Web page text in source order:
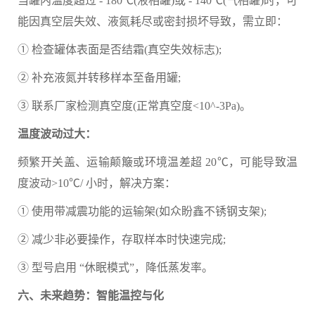
能因真空层失效、液氮耗尽或密封损坏导致，需立即：
① 检查罐体表面是否结霜(真空失效标志);
② 补充液氮并转移样本至备用罐;
③ 联系厂家检测真空度(正常真空度<10^-3Pa)。
温度波动过大：
频繁开关盖、运输颠簸或环境温差超 20℃，可能导致温
度波动>10℃/ 小时，解决方案：
① 使用带减震功能的运输架(如众盼鑫不锈钢支架);
② 减少非必要操作，存取样本时快速完成;
③ 型号启用 “休眠模式”，降低蒸发率。
六、未来趋势：智能温控与化